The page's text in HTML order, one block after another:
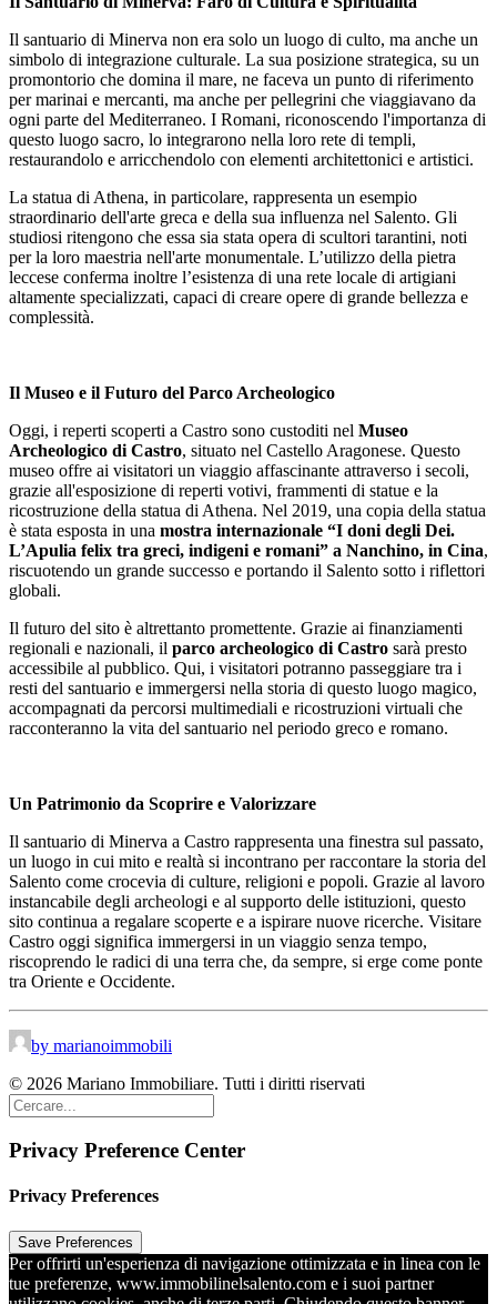
Il santuario di Minerva non era solo un luogo di culto, ma anche un
simbolo di integrazione culturale. La sua posizione strategica, su un
promontorio che domina il mare, ne faceva un punto di riferimento
per marinai e mercanti, ma anche per pellegrini che viaggiavano da
ogni parte del Mediterraneo. I Romani, riconoscendo l'importanza di
questo luogo sacro, lo integrarono nella loro rete di templi,
restaurandolo e arricchendolo con elementi architettonici e artistici.
La statua di Athena, in particolare, rappresenta un esempio
straordinario dell'arte greca e della sua influenza nel Salento. Gli
studiosi ritengono che essa sia stata opera di scultori tarantini, noti
per la loro maestria nell'arte monumentale. L’utilizzo della pietra
leccese conferma inoltre l’esistenza di una rete locale di artigiani
altamente specializzati, capaci di creare opere di grande bellezza e
complessità.
Il Museo e il Futuro del Parco Archeologico
Oggi, i reperti scoperti a Castro sono custoditi nel Museo
Archeologico di Castro, situato nel Castello Aragonese. Questo
museo offre ai visitatori un viaggio affascinante attraverso i secoli,
grazie all'esposizione di reperti votivi, frammenti di statue e la
ricostruzione della statua di Athena. Nel 2019, una copia della statua
è stata esposta in una mostra internazionale “I doni degli Dei.
L’Apulia felix tra greci, indigeni e romani” a Nanchino, in Cina,
riscuotendo un grande successo e portando il Salento sotto i riflettori
globali.
Il futuro del sito è altrettanto promettente. Grazie ai finanziamenti
regionali e nazionali, il parco archeologico di Castro sarà presto
accessibile al pubblico. Qui, i visitatori potranno passeggiare tra i
resti del santuario e immergersi nella storia di questo luogo magico,
accompagnati da percorsi multimediali e ricostruzioni virtuali che
racconteranno la vita del santuario nel periodo greco e romano.
Un Patrimonio da Scoprire e Valorizzare
Il santuario di Minerva a Castro rappresenta una finestra sul passato,
un luogo in cui mito e realtà si incontrano per raccontare la storia del
Salento come crocevia di culture, religioni e popoli. Grazie al lavoro
instancabile degli archeologi e al supporto delle istituzioni, questo
sito continua a regalare scoperte e a ispirare nuove ricerche. Visitare
Castro oggi significa immergersi in un viaggio senza tempo,
riscoprendo le radici di una terra che, da sempre, si erge come ponte
tra Oriente e Occidente.
by marianoimmobili
© 2026 Mariano Immobiliare. Tutti i diritti riservati
Privacy Preference Center
Privacy Preferences
Per offrirti un'esperienza di navigazione ottimizzata e in linea con le
tue preferenze, www.immobilinelsalento.com e i suoi partner